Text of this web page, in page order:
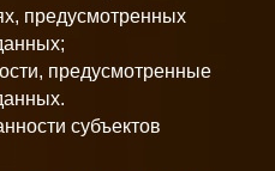
предусмотренных
предусмотренные
субъектов